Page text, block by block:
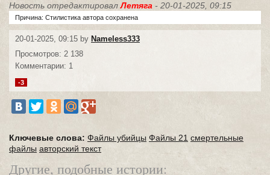
Новость отредактировалЛетяга - 20-01-2025, 09:15
Причина: Стилистика автора сохранена
20-01-2025, 09:15 by Nameless333
Просмотров: 2 138
Комментарии: 1
-3
Ключевые слова: Файлы убийцы Файлы 21 смертельные
файлы авторский текст
Другие, подобные истории: